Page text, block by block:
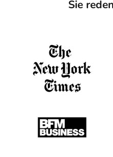
Sie